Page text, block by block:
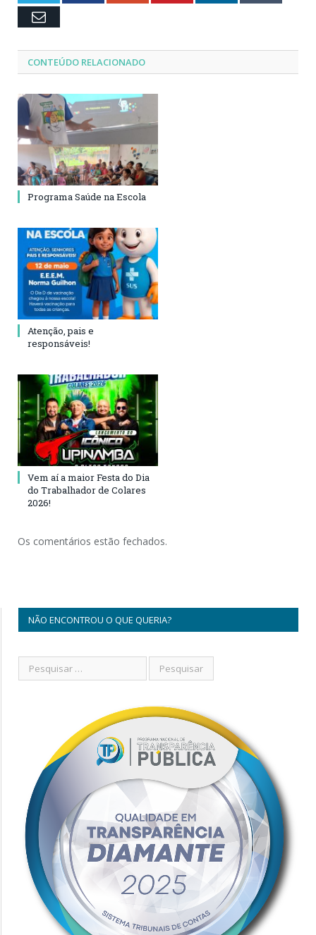
Email
CONTEÚDO RELACIONADO
Programa Saúde na Escola
Atenção, pais e
responsáveis!
Vem aí a maior Festa do Dia
do Trabalhador de Colares
2026!
Os comentários estão fechados.
NÃO ENCONTROU O QUE QUERIA?